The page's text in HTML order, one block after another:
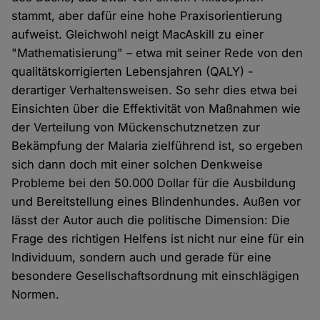
stammt, aber dafür eine hohe Praxisorientierung
aufweist. Gleichwohl neigt MacAskill zu einer
"Mathematisierung" – etwa mit seiner Rede von den
qualitätskorrigierten Lebensjahren (QALY) -
derartiger Verhaltensweisen. So sehr dies etwa bei
Einsichten über die Effektivität von Maßnahmen wie
der Verteilung von Mückenschutznetzen zur
Bekämpfung der Malaria zielführend ist, so ergeben
sich dann doch mit einer solchen Denkweise
Probleme bei den 50.000 Dollar für die Ausbildung
und Bereitstellung eines Blindenhundes. Außen vor
lässt der Autor auch die politische Dimension: Die
Frage des richtigen Helfens ist nicht nur eine für ein
Individuum, sondern auch und gerade für eine
besondere Gesellschaftsordnung mit einschlägigen
Normen.